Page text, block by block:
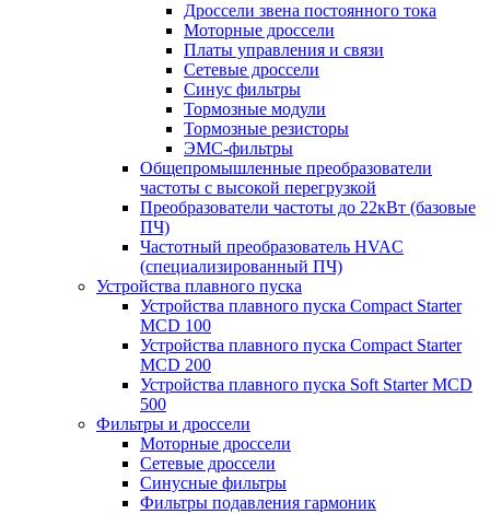
Дроссели звена постоянного тока
Моторные дроссели
Платы управления и связи
Сетевые дроссели
Синус фильтры
Тормозные модули
Тормозные резисторы
ЭМС-фильтры
Общепромышленные преобразователи
частоты с высокой перегрузкой
Преобразователи частоты до 22кВт (базовые
ПЧ)
Частотный преобразователь HVAC
(специализированный ПЧ)
Устройства плавного пуска
Устройства плавного пуска Compact Starter
MCD 100
Устройства плавного пуска Compact Starter
MCD 200
Устройства плавного пуска Soft Starter MCD
500
Фильтры и дроссели
Моторные дроссели
Сетевые дроссели
Синусные фильтры
Фильтры подавления гармоник